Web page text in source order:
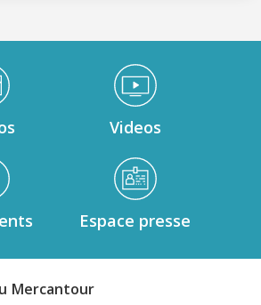
Videos
Espace presse
Mercantour